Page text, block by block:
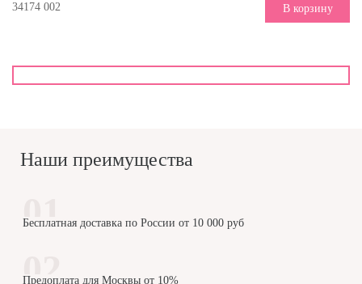
34174 002 В корзину
Наши преимущества
Бесплатная доставка по России от 10 000 руб
Предоплата для Москвы от 10%